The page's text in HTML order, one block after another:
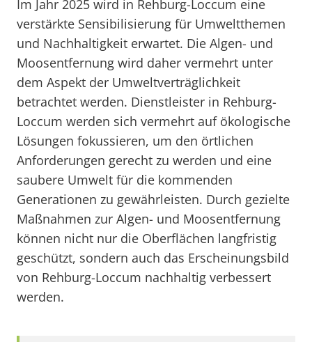
Im Jahr 2025 wird in Rehburg-Loccum eine
verstärkte Sensibilisierung für Umweltthemen
und Nachhaltigkeit erwartet. Die Algen- und
Moosentfernung wird daher vermehrt unter
dem Aspekt der Umweltverträglichkeit
betrachtet werden. Dienstleister in Rehburg-
Loccum werden sich vermehrt auf ökologische
Lösungen fokussieren, um den örtlichen
Anforderungen gerecht zu werden und eine
saubere Umwelt für die kommenden
Generationen zu gewährleisten. Durch gezielte
Maßnahmen zur Algen- und Moosentfernung
können nicht nur die Oberflächen langfristig
geschützt, sondern auch das Erscheinungsbild
von Rehburg-Loccum nachhaltig verbessert
werden.